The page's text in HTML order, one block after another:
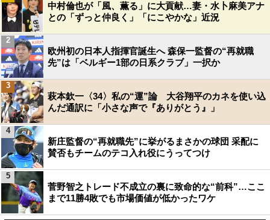
中村倫也が「風、薫る」に大貢献…妻・水卜麻美アナ
との「ずっと仲良く」「にこやかな」近況
欧州初の日本人指揮官誕生へ 森保一監督の“再就職
先”は「ベルギー1部の日系クラブ」一択か
2
萩本欽一〈34〉私の“運”論 大谷翔平のカネを使い込
んだ通訳に「小さな声で『ありがとう』」
3
新庄監督の“再就職先”に挙がるまさかの球団 采配に
賛否もチームのテコ入れ役にうってつけ
4
菅野智之トレード不成立の裏に致命的な“前科”…ここ
まで11勝4敗でも市場価値が低かったワケ
5